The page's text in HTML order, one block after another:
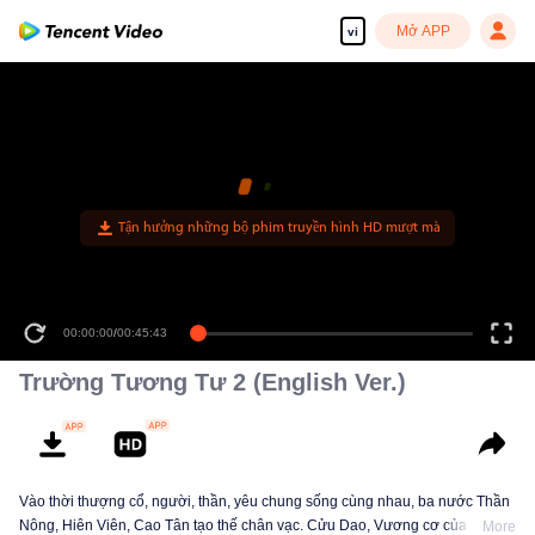
vi Mở APP
00:00:00/00:45:43
Trường Tương Tư 2 (English Ver.)
Vào thời thượng cổ, người, thần, yêu chung sống cùng nhau, ba nước Thần
Nông, Hiên Viên, Cao Tân tạo thế chân vạc. Cửu Dao, Vương cơ của CaoMore